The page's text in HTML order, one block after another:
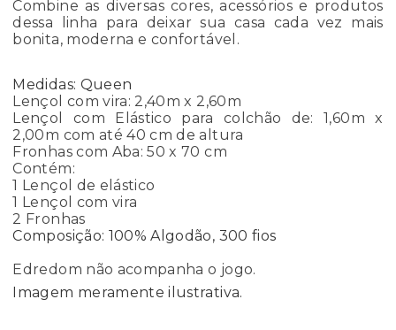
Combine as diversas cores, acessórios e produtos
dessa linha para deixar sua casa cada vez mais
bonita, moderna e confortável.
Medidas: Queen
Lençol com vira: 2,40m x 2,60m
Lençol com Elástico para colchão de: 1,60m x
2,00m com até 40 cm de altura
Fronhas com Aba: 50 x 70 cm
Contém:
1 Lençol de elástico
1 Lençol com vira
2 Fronhas
Composição: 100% Algodão, 300 fios
Edredom não acompanha o jogo.
Imagem meramente ilustrativa.